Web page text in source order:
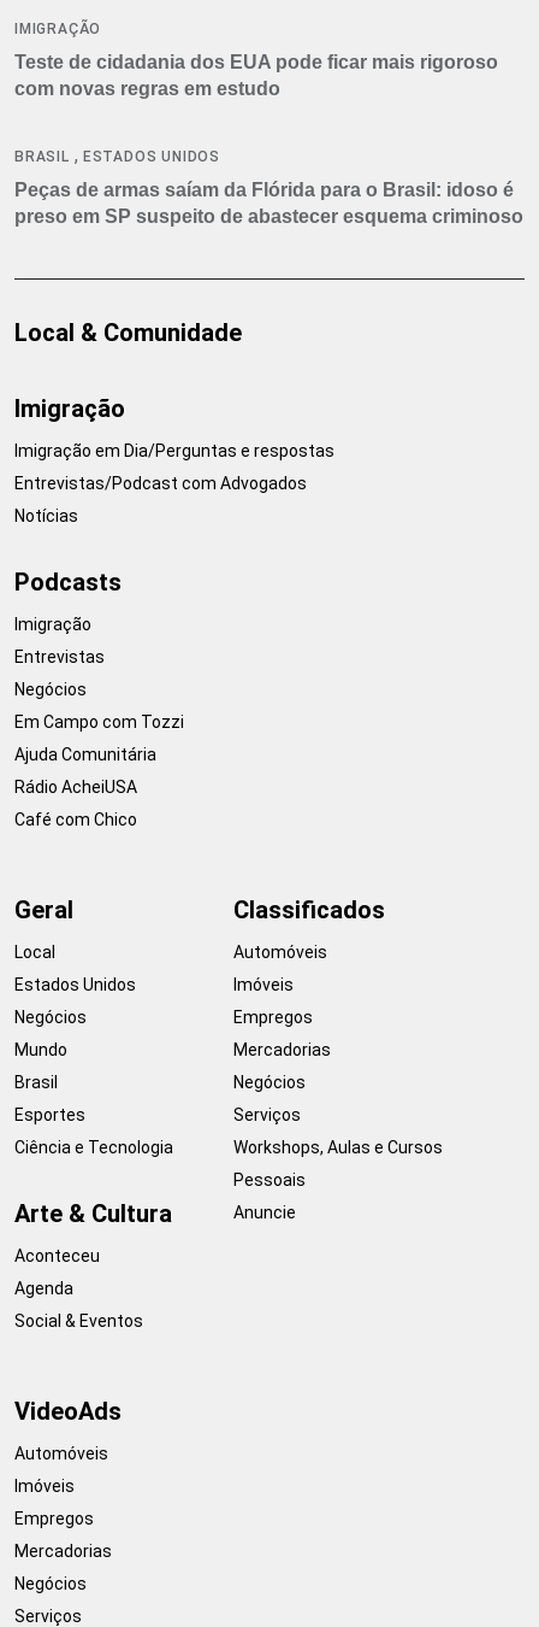
IMIGRAÇÃO
Teste de cidadania dos EUA pode ficar mais rigoroso
com novas regras em estudo
BRASIL , ESTADOS UNIDOS
Peças de armas saíam da Flórida para o Brasil: idoso é
preso em SP suspeito de abastecer esquema criminoso
Local & Comunidade
Imigração
Imigração em Dia/Perguntas e respostas
Entrevistas/Podcast com Advogados
Notícias
Podcasts
Imigração
Entrevistas
Negócios
Em Campo com Tozzi
Ajuda Comunitária
Rádio AcheiUSA
Café com Chico
Geral
Local
Estados Unidos
Negócios
Mundo
Brasil
Esportes
Ciência e Tecnologia
Arte & Cultura
Aconteceu
Agenda
Social & Eventos
Classificados
Automóveis
Imóveis
Empregos
Mercadorias
Negócios
Serviços
Workshops, Aulas e Cursos
Pessoais
Anuncie
VideoAds
Automóveis
Imóveis
Empregos
Mercadorias
Negócios
Serviços